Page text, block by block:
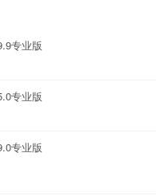
专业版
专业版
专业版